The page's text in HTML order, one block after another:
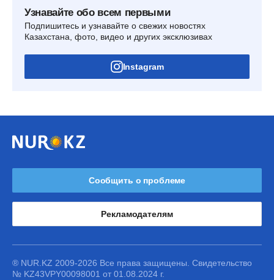
Узнавайте обо всем первыми
Подпишитесь и узнавайте о свежих новостях
Казахстана, фото, видео и других эксклюзивах
Instagram
Сообщить о проблеме
Рекламодателям
® NUR.KZ 2009-2026 Все права защищены. Свидетельство
№ KZ43VPY00098001 от 01.08.2024 г.